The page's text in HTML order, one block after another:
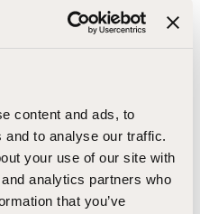
content and ads, to
to analyse our traffic.
your use of our site with
analytics partners who
that you’ve
osaamisala